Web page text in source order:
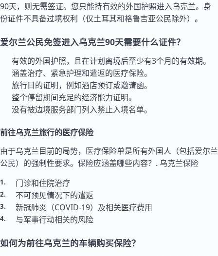
90天，则无需签证。您只能持有效的外国护照进入乌克兰。身
份证件不具备过境权利（仅土耳其和格鲁吉亚公民除外）。
爱尔兰公民免签进入乌克兰90天需要什么证件？
有效的外国护照，且在计划离境后至少有3个月的有效期。
涵盖治疗、紧急护理和遣返的医疗保险。
旅行目的证明，例如酒店预订或邀请函。
整个停留期间充足的经济能力证明。
没有被边境服务部门列入禁止入境名单。
前往乌克兰旅行的医疗保险
由于乌克兰目前的局势，医疗保险单是所有外国人（包括爱尔兰
公民）的强制性要求。保险应涵盖哪些内容？. 乌克兰保险
门诊和住院治疗
不可预见情况下的遣返
新冠肺炎（COVID-19）及相关医疗费用
与军事行动相关的风险
如何为前往乌克兰的车辆购买保险？